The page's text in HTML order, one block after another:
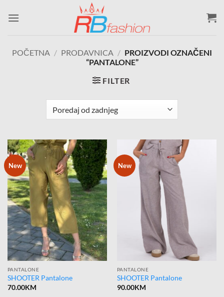
POČETNA / PRODAVNICA / PROIZVODI OZNAČENI
“PANTALONE”
FILTER
New
PANTALONE
SHOOTER Pantalone
70.00KM
New
PANTALONE
SHOOTER Pantalone
90.00KM